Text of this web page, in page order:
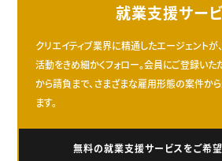
就業支援サー
クリエイティブ業界に精通したエージェント
活動をきめ細かくフォロー。会員にご登録いた
から請負まで、さまざまな雇用形態の案件か
ます。
無料の就業支援サービスをご希